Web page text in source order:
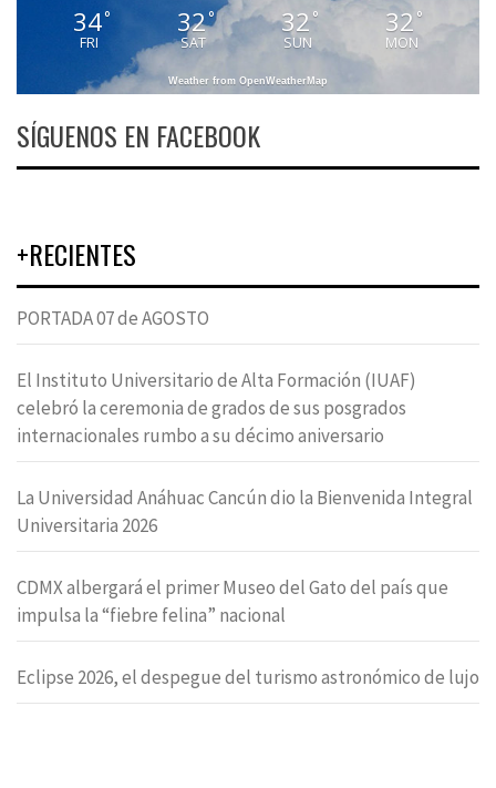
34°
FRI
32°
SAT
32 °
SUN
32 °
MON
Weather from OpenWeatherMap
SÍGUENOS EN FACEBOOK
+RECIENTES
PORTADA 07 de AGOSTO
El Instituto Universitario de Alta Formación (IUAF)
celebró la ceremonia de grados de sus posgrados
internacionales rumbo a su décimo aniversario
La Universidad Anáhuac Cancún dio la Bienvenida Integral
Universitaria 2026
CDMX albergará el primer Museo del Gato del país que
impulsa la “fiebre felina” nacional
Eclipse 2026, el despegue del turismo astronómico de lujo